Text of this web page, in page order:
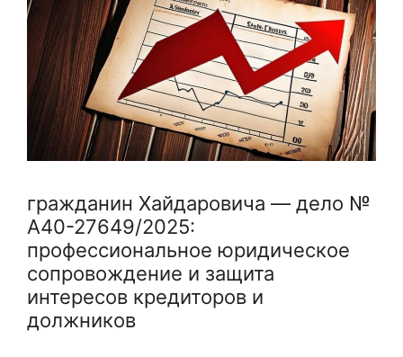
гражданин Хайдаровича — дело №
А40-27649/2025:
профессиональное юридическое
сопровождение и защита
интересов кредиторов и
должников